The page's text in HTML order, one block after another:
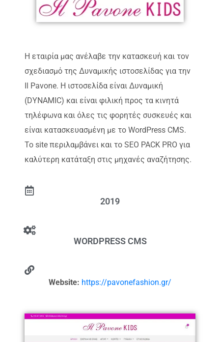
Η εταιρία μας ανέλαβε την κατασκευή και τον
σχεδιασμό της Δυναμικής ιστοσελίδας για την
Il Pavone. Η ιστοσελίδα είναι Δυναμική
(DYNAMIC) και είναι φιλική προς τα κινητά
τηλέφωνα και όλες τις φορητές συσκευές και
είναι κατασκευασμένη με το WordPress CMS.
Το site περιλαμβάνει και το SEO PACK PRO για
καλύτερη κατάταξη στις μηχανές αναζήτησης.
2019
WORDPRESS CMS
Website: https://pavonefashion.gr/